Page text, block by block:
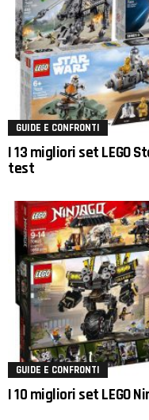
GUIDE E CONFRONTI
I 13 migliori set LEGO
test
GUIDE E CONFRONTI
I 10 migliori set LEGO